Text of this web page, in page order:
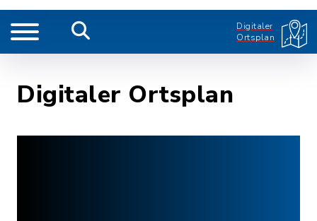
Digitaler
Ortsplan
Digitaler Ortsplan